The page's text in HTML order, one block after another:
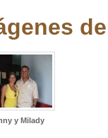
y Milady